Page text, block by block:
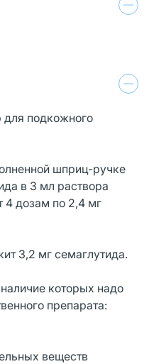
для подкожного
шприц-ручке
в 3 мл раствора
4 дозам по 2,4 мг
3,2 мг семаглутида.
которых надо
препарата:
веществ